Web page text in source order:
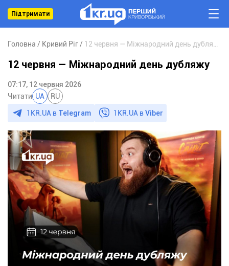
Підтримати
Головна Кривий Ріг
12 червня — Міжнародний день дубляжу
07:17, 12 червня 2026
Читати UA RU
1KR.UA в Telegram 1KR.UA вViber